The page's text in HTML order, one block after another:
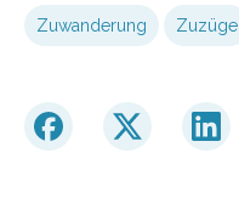
Zuwanderung Zuzüge